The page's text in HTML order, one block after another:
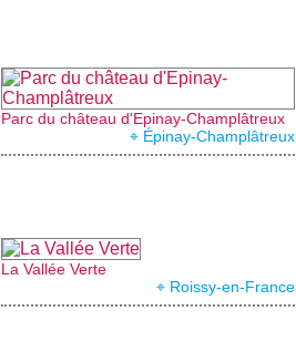
Parc du château d'Epinay-Champlâtreux
⌖ Épinay-Champlâtreux
La Vallée Verte
⌖ Roissy-en-France